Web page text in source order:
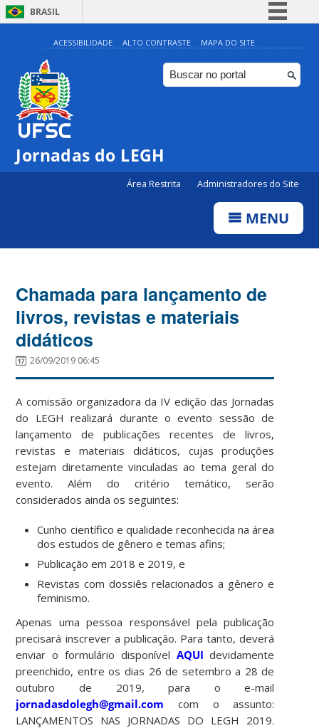
BRASIL
Simplifique!
Comunica BR
Participe
ACESSIBILIDADE ALTO CONTRASTE MAPA DO SITE
Jornadas do LEGH
Área Restrita Administradores do Site
MENU
Chamada para lançamento de
livros, revistas e materiais
didáticos
26/09/2019 06:45
A comissão organizadora da IV edição das Jornadas
do LEGH realizará durante o evento sessão de
lançamento de publicações recentes de livros,
revistas e materiais didáticos, cujas produções
estejam diretamente vinculadas ao tema geral do
evento. Além do critério temático, serão
considerados ainda os seguintes:
Cunho científico e qualidade reconhecida na área
dos estudos de gênero e temas afins;
Publicação em 2018 e 2019, e
Revistas com dossiês relacionados a gênero e
feminismo.
Apenas uma pessoa responsável pela publicação
precisará inscrever a publicação. Para tanto, deverá
enviar o formulário disponível AQUI devidamente
preenchido, entre os dias 26 de setembro a 28 de
outubro de 2019, para o e-mail
jornadasdolegh@gmail.com com o assunto:
LANÇAMENTOS NAS JORNADAS DO LEGH 2019.